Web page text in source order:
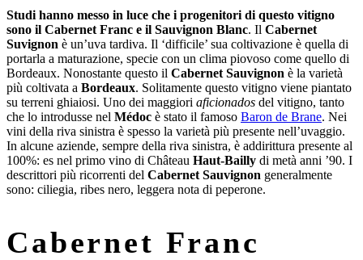
Studi hanno messo in luce che i progenitori di questo vitigno
sono il Cabernet Franc e il Sauvignon Blanc. Il Cabernet
Suvignon è un’uva tardiva. Il ‘difficile’ sua coltivazione è quella di
portarla a maturazione, specie con un clima piovoso come quello di
Bordeaux. Nonostante questo il Cabernet Sauvignon è la varietà
più coltivata a Bordeaux. Solitamente questo vitigno viene piantato
su terreni ghiaiosi. Uno dei maggiori aficionados del vitigno, tanto
che lo introdusse nel Médoc è stato il famoso Baron de Brane. Nei
vini della riva sinistra è spesso la varietà più presente nell’uvaggio.
In alcune aziende, sempre della riva sinistra, è addirittura presente al
100%: es nel primo vino di Château Haut-Bailly di metà anni ’90. I
descrittori più ricorrenti del Cabernet Sauvignon generalmente
sono: ciliegia, ribes nero, leggera nota di peperone.
Cabernet Franc